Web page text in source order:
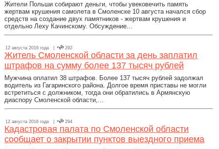
Жители Польши собирают деньги, чтобы увековечить память
жертвам крушения самолета в Смоленске 10 августа начался сбор
средств на создание двух памятников - жертвам крушения и
отдельно Леху Качинскому. Обсуждение...
12 августа 2016 года | 292
Житель Смоленской области за день заплатил
штрафов на сумму более 137 тысяч рублей
Мужчина оплатил 38 штрафов. Более 137 тысяч рублей задолжал
водитель из Гагаринского района. Долгое время приставы не могли
встретиться с должником, тогда они обратились в Армянскую
диаспору Смоленской области,...
12 августа 2016 года | 294
Кадастровая палата по Смоленской области
сообщает о закрытии пунктов выездного приема